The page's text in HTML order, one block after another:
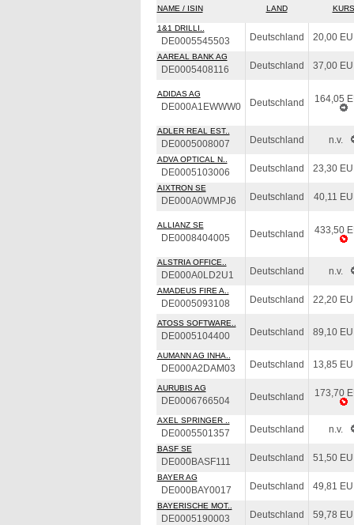
NAME / ISIN LAND KURS
1&1 DRILLI..
DE0005545503 Deutschland 20,00
AAREAL BANK AG
DE0005408116 Deutschland 37,00
ADIDAS AG
DE000A1EWWW0 Deutschland 164,05
ADLER REAL EST..
DE0005008007 Deutschland n.v.
ADVA OPTICAL N..
DE0005103006 Deutschland 23,30
AIXTRON SE
DE000A0WMPJ6 Deutschland 40,11
ALLIANZ SE
DE0008404005 Deutschland 433,50
ALSTRIA OFFICE..
DE000A0LD2U1 Deutschland n.v.
AMADEUS FIRE A..
DE0005093108 Deutschland 22,20
ATOSS SOFTWARE..
DE0005104400 Deutschland 89,10
AUMANN AG INHA..
DE000A2DAM03 Deutschland 13,85
AURUBIS AG
DE0006766504 Deutschland 173,70
AXEL SPRINGER ..
DE0005501357 Deutschland n.v.
BASF SE
DE000BASF111 Deutschland 51,50
BAYER AG
DE000BAY0017 Deutschland 49,81
BAYERISCHE MOT..
DE0005190003 Deutschland 59,78